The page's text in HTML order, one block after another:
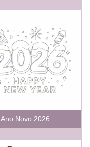
adultos
Ano Novo 2026